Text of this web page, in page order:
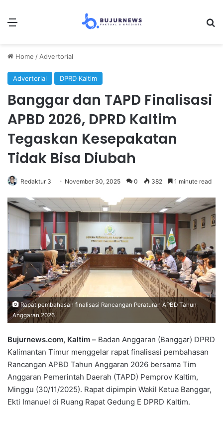
Menu
Home / Advertorial
Advertorial DPRD Kaltim
Banggar dan TAPD Finalisasi
APBD 2026, DPRD Kaltim
Tegaskan Kesepakatan
Tidak Bisa Diubah
Redaktur 3 November 30, 2025 0 382 1 minute read
Rapat pembahasan finalisasi Rancangan Peraturan APBD Tahun
Anggaran 2026
Bujurnews.com, Kaltim – Badan Anggaran (Banggar) DPRD
Kalimantan Timur menggelar rapat finalisasi pembahasan
Rancangan APBD Tahun Anggaran 2026 bersama Tim
Anggaran Pemerintah Daerah (TAPD) Pemprov Kaltim,
Minggu (30/11/2025). Rapat dipimpin Wakil Ketua Banggar,
Ekti Imanuel di Ruang Rapat Gedung E DPRD Kaltim.